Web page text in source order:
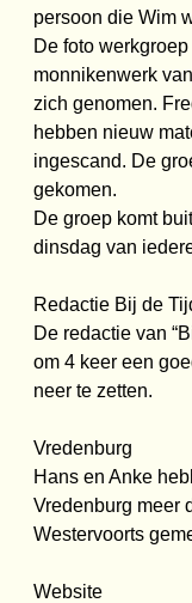
persoon die Wim
De foto
monnikenwerk
zich genomen.
hebben nieuw
ingescand. De
gekomen.
De groep komt
dinsdag van
Redactie Bij de
De redactie van
om 4 keer een
neer te zetten.
Vredenburg
Hans en Anke
Vredenburg meer
Westervoorts
Website